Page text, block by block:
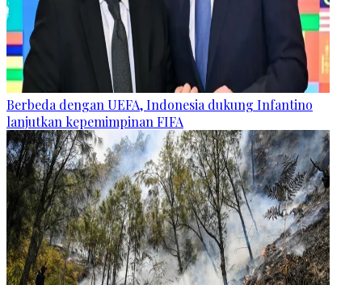
Berbeda dengan UEFA, Indonesia dukung Infantino
lanjutkan kepemimpinan FIFA